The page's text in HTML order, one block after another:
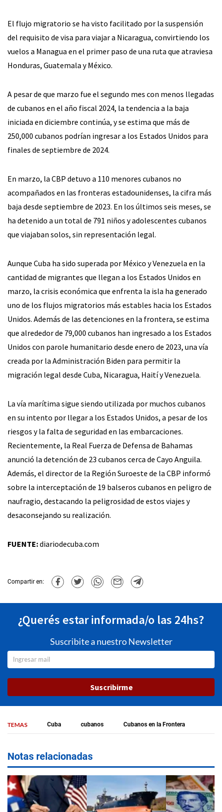
El flujo migratorio se ha visto facilitado por la suspensión
del requisito de visa para viajar a Nicaragua, convirtiendo los
vuelos a Managua en el primer paso de una ruta que atraviesa
Honduras, Guatemala y México.
A pesar de que marzo fue el segundo mes con menos llegadas
de cubanos en el año fiscal 2024, la tendencia a la baja
iniciada en diciembre continúa, y se estima que más de
250,000 cubanos podrían ingresar a los Estados Unidos para
finales de septiembre de 2024.
En marzo, la CBP detuvo a 110 menores cubanos no
acompañados en las fronteras estadounidenses, la cifra más
baja desde septiembre de 2023. En los últimos seis meses, se
ha detenido a un total de 791 niños y adolescentes cubanos
que viajaban solos, sin representación legal.
Aunque Cuba ha sido superada por México y Venezuela en la
cantidad de migrantes que llegan a los Estados Unidos en
marzo, la crisis económica que enfrenta la isla ha generado
uno de los flujos migratorios más estables hacia los Estados
Unidos. Además de las detenciones en la frontera, se estima
que alrededor de 79,000 cubanos han ingresado a los Estados
Unidos con parole humanitario desde enero de 2023, una vía
creada por la Administración Biden para permitir la
migración legal desde Cuba, Nicaragua, Haití y Venezuela.
La vía marítima sigue siendo utilizada por muchos cubanos
en su intento por llegar a los Estados Unidos, a pesar de los
riesgos y la falta de seguridad en las embarcaciones.
Recientemente, la Real Fuerza de Defensa de Bahamas
anunció la detención de 23 cubanos cerca de Cayo Anguila.
Además, el director de la Región Suroeste de la CBP informó
sobre la interceptación de 19 balseros cubanos en peligro de
naufragio, destacando la peligrosidad de estos viajes y
desaconsejando su realización.
FUENTE:diariodecuba.com
Compartir en:
¿Querés estar informada/o las 24hs?
Suscribite a nuestro Newsletter
Suscribirme
TEMAS Cuba cubanos Cubanos en la Frontera
Notas relacionadas